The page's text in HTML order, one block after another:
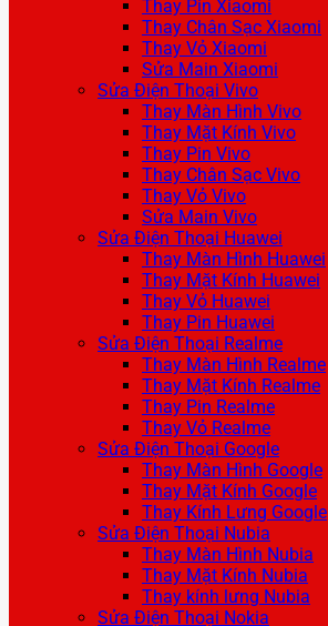
Thay Pin Xiaomi
Thay Chân Sạc Xiaomi
Thay Vỏ Xiaomi
Sửa Main Xiaomi
Sửa Điện Thoại Vivo
Thay Màn Hình Vivo
Thay Mặt Kính Vivo
Thay Pin Vivo
Thay Chân Sạc Vivo
Thay Vỏ Vivo
Sửa Main Vivo
Sửa Điện Thoại Huawei
Thay Màn Hình Huawei
Thay Mặt Kính Huawei
Thay Vỏ Huawei
Thay Pin Huawei
Sửa Điện Thoại Realme
Thay Màn Hình Realme
Thay Mặt Kính Realme
Thay Pin Realme
Thay Vỏ Realme
Sửa Điện Thoại Google
Thay Màn Hình Google
Thay Mặt Kính Google
Thay Kính Lưng Google
Sửa Điện Thoại Nubia
Thay Màn Hình Nubia
Thay Mặt Kính Nubia
Thay kính lưng Nubia
Sửa Điện Thoại Nokia